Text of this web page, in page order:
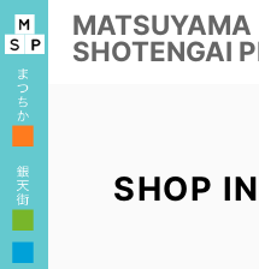
MATSUYAMA
SHOTENGAI
■
■
■
SHOP